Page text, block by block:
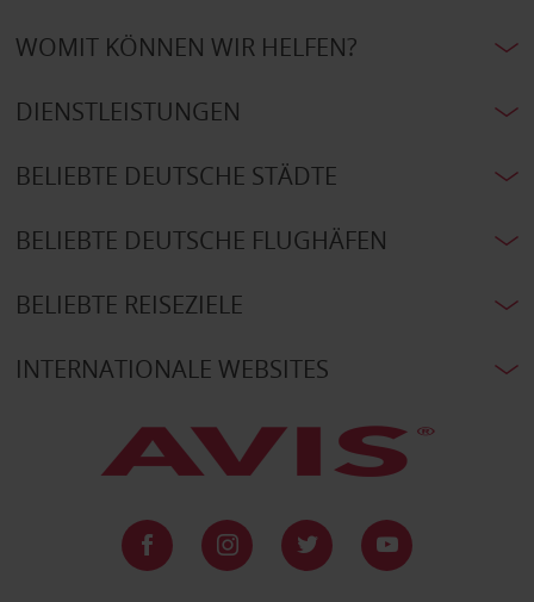
WOMIT KÖNNEN WIR HELFEN?
DIENSTLEISTUNGEN
BELIEBTE DEUTSCHE STÄDTE
BELIEBTE DEUTSCHE FLUGHÄFEN
BELIEBTE REISEZIELE
INTERNATIONALE WEBSITES